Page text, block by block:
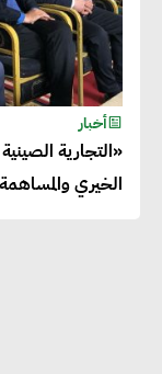
أخبار
«التجارية
الخيري